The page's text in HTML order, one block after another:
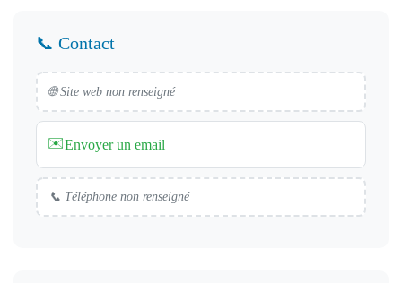
📞 Contact
🌐 Site web non renseigné
✉️Envoyer un email
📞 Téléphone non renseigné